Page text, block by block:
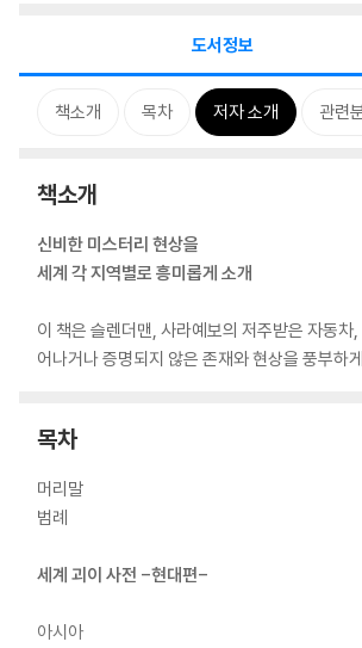
도서정보
책소개 목차 저자 소개 관련
책소개
신비한 미스터리 현상을
세계 각 지역별로 흥미롭게 소개
이 책은 슬렌더맨, 사라예보의 저주받은 자동
어나거나 증명되지 않은 존재와 현상을 풍부하
목차
머리말
범례
세계 괴이 사전 -현대편-
아시아